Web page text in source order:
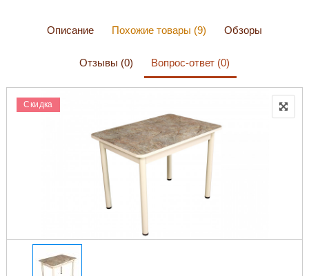
Описание Похожие товары (9) Обзоры
Отзывы (0) Вопрос-ответ (0)
Скидка